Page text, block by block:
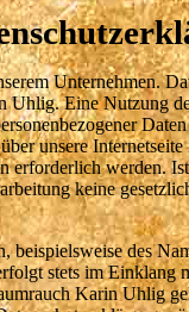
Unternehmen.
Eine Nutzung
unsere
erforderlich werden.
keine
beispielsweise des
stets im
Karin Uhlig